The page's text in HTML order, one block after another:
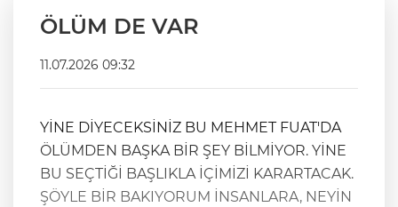
ÖLÜM DE VAR
11.07.2026 09:32
YİNE DİYECEKSİNİZ BU MEHMET FUAT'DA
ÖLÜMDEN BAŞKA BİR ŞEY BİLMİYOR. YİNE
BU SEÇTİĞİ BAŞLIKLA İÇİMİZİ KARARTACAK.
ŞÖYLE BİR BAKIYORUM İNSANLARA, NEYİN